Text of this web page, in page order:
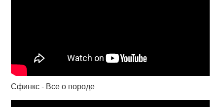
Сфинкс - Все о породе